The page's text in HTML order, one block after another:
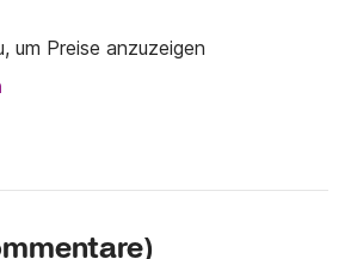
um Preise anzuzeigen
)